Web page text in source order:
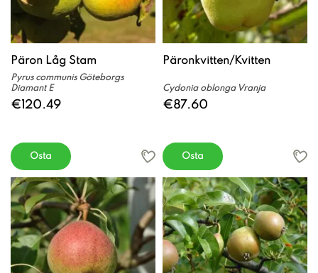
Päron Låg Stam
Pyrus communis Göteborgs
Diamant E
€120.49
Osta
Päronkvitten/Kvitten
Cydonia oblonga Vranja
€87.60
Osta